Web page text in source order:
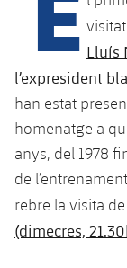
plusicon
Spotify
Palau
SUB13
SUB12
SUB11 A
SUB10 A
SUB13 B
SUB12 C
SUB11 C
Entrades
Resultats
Jugadors
Base
Barça
Junior
Cadet A
Cadet B
Infantil A
Campus
PLUSICON
MÉS
Primer
plusicon
més
Actualitat
Calendari
Entrades
Barça
plusicon
més
Actualitat
Base
plusicon
més
visitat
Lluís
l’expresident
han estat
homenatge a
anys, del 1978
de
rebre la visita
(dimecres,